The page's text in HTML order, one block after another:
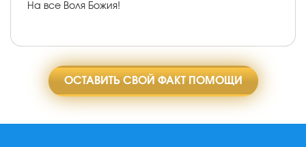
На все Воля Божия!
ОСТАВИТЬ СВОЙ ФАКТ ПОМОЩИ